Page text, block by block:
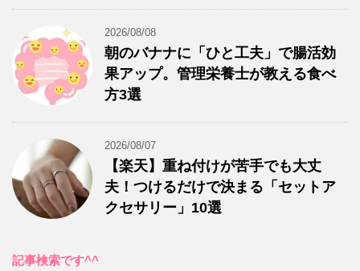
2026/08/08
朝のバナナに「ひと工夫」で腸活効
果アップ。管理栄養士が教える食べ
方3選
2026/08/07
【楽天】重ね付けが苦手でも大丈
夫！つけるだけで決まる「セットア
クセサリー」10選
記事検索です^^